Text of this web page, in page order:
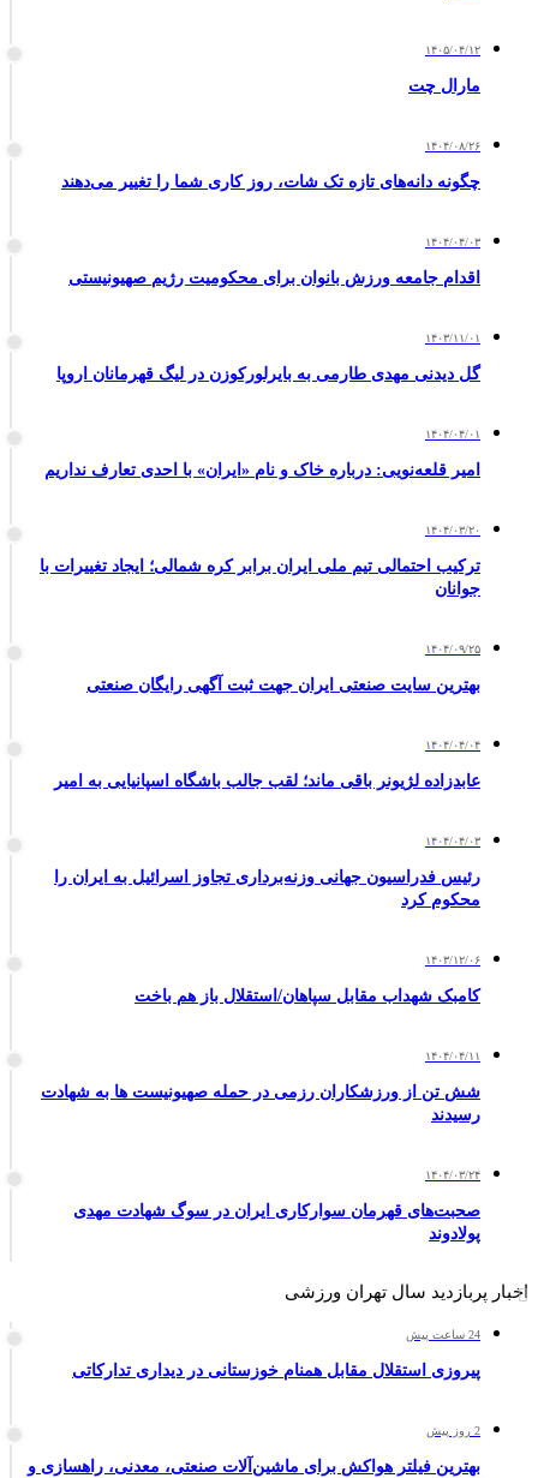
۱۴۰۵/۰۴/۱۲
مارال چت
۱۴۰۴/۰۸/۲۶
چگونه دانه‌های تازه تک شات، روز کاری شما را تغییر می‌دهند
۱۴۰۴/۰۴/۰۳
اقدام جامعه ورزش بانوان برای محکومیت رژیم صهیونیستی
۱۴۰۳/۱۱/۰۱
گل دیدنی مهدی طارمی به بایرلورکوزن در لیگ قهرمانان اروپا
۱۴۰۴/۰۴/۰۱
امیر قلعه‌نویی: درباره خاک و نام «ایران» با احدی تعارف نداریم
۱۴۰۴/۰۳/۲۰
ترکیب احتمالی تیم ملی ایران برابر کره شمالی؛ ایجاد تغییرات با
جوانان
۱۴۰۴/۰۹/۲۵
بهترین ‌سایت صنعتی ایران جهت ثبت آگهی رایگان صنعتی
۱۴۰۴/۰۴/۰۴
عابدزاده لژیونر باقی ماند؛ لقب جالب باشگاه اسپانیایی به امیر
۱۴۰۴/۰۴/۰۳
رئیس فدراسیون جهانی وزنه‌برداری تجاوز اسرائیل به ایران را
محکوم کرد
۱۴۰۳/۱۲/۰۶
کامبک شهداب مقابل سپاهان/استقلال باز هم باخت
۱۴۰۴/۰۴/۱۱
شش تن از ورزشکاران رزمی در حمله صهیونیست ها به شهادت
رسیدند
۱۴۰۴/۰۳/۲۴
صحبت‌های قهرمان سوارکاری ایران در سوگ شهادت مهدی
پولادوند
اخبار پربازدید سال تهران ورزشی
24 ساعت پیش
پیروزی استقلال مقابل همنام خوزستانی در دیداری تدارکاتی
2 روز پیش
بهترین فیلتر هواکش برای ماشین‌آلات صنعتی، معدنی، راهسازی و